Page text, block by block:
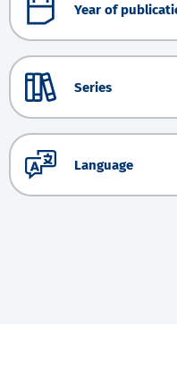
Year of
Series
Language